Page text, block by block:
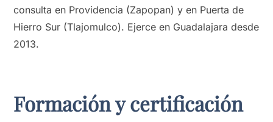
consulta en Providencia (Zapopan) y en Puerta de
Hierro Sur (Tlajomulco). Ejerce en Guadalajara desde
2013.
Formación y certificación